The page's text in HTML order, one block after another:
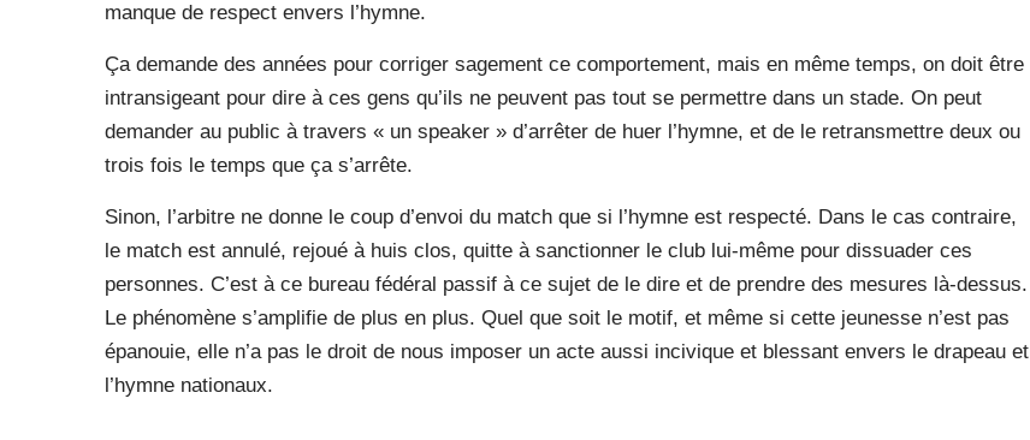
manque de respect envers l’hymne.
Ça demande des années pour corriger sagement ce comportement, mais en même temps, on doit être
intransigeant pour dire à ces gens qu’ils ne peuvent pas tout se permettre dans un stade. On peut
demander au public à travers « un speaker » d’arrêter de huer l’hymne, et de le retransmettre deux ou
trois fois le temps que ça s’arrête.
Sinon, l’arbitre ne donne le coup d’envoi du match que si l’hymne est respecté. Dans le cas contraire,
le match est annulé, rejoué à huis clos, quitte à sanctionner le club lui-même pour dissuader ces
personnes. C’est à ce bureau fédéral passif à ce sujet de le dire et de prendre des mesures là-dessus.
Le phénomène s’amplifie de plus en plus. Quel que soit le motif, et même si cette jeunesse n’est pas
épanouie, elle n’a pas le droit de nous imposer un acte aussi incivique et blessant envers le drapeau et
l’hymne nationaux.